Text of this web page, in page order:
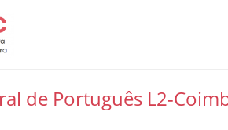
de Português L2-